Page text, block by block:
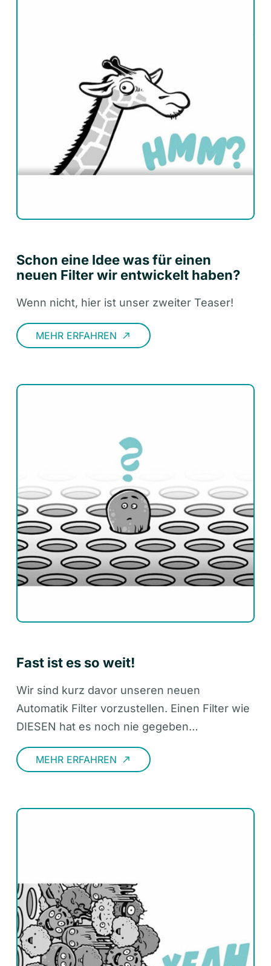
Schon eine Idee was für einen
neuen Filter wir entwickelt haben?
Wenn nicht, hier ist unser zweiter Teaser!
MEHR ERFAHREN call_made
Fast ist es so weit!
Wir sind kurz davor unseren neuen
Automatik Filter vorzustellen. Einen Filter wie
DIESEN hat es noch nie gegeben…
MEHR ERFAHREN call_made